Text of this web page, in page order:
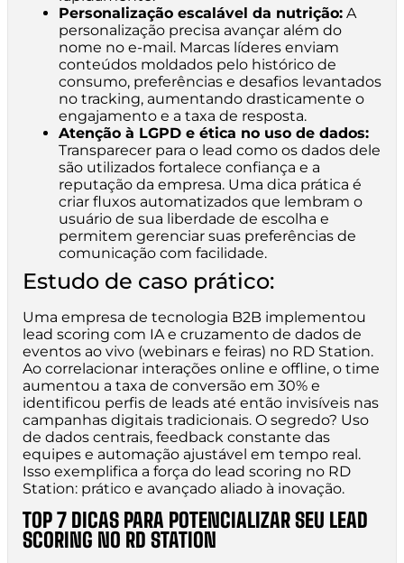
Personalização escalável da nutrição: A
personalização precisa avançar além do
nome no e-mail. Marcas líderes enviam
conteúdos moldados pelo histórico de
consumo, preferências e desafios levantados
no tracking, aumentando drasticamente o
engajamento e a taxa de resposta.
Atenção à LGPD e ética no uso de dados:
Transparecer para o lead como os dados dele
são utilizados fortalece confiança e a
reputação da empresa. Uma dica prática é
criar fluxos automatizados que lembram o
usuário de sua liberdade de escolha e
permitem gerenciar suas preferências de
comunicação com facilidade.
Estudo de caso prático:
Uma empresa de tecnologia B2B implementou
lead scoring com IA e cruzamento de dados de
eventos ao vivo (webinars e feiras) no RD Station.
Ao correlacionar interações online e offline, o time
aumentou a taxa de conversão em 30% e
identificou perfis de leads até então invisíveis nas
campanhas digitais tradicionais. O segredo? Uso
de dados centrais, feedback constante das
equipes e automação ajustável em tempo real.
Isso exemplifica a força do lead scoring no RD
Station: prático e avançado aliado à inovação.
TOP 7 DICAS PARA POTENCIALIZAR SEU LEAD
SCORING NO RD STATION